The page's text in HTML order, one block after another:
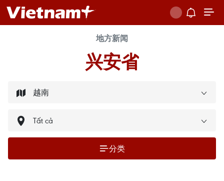
地方新闻
兴安省
分类